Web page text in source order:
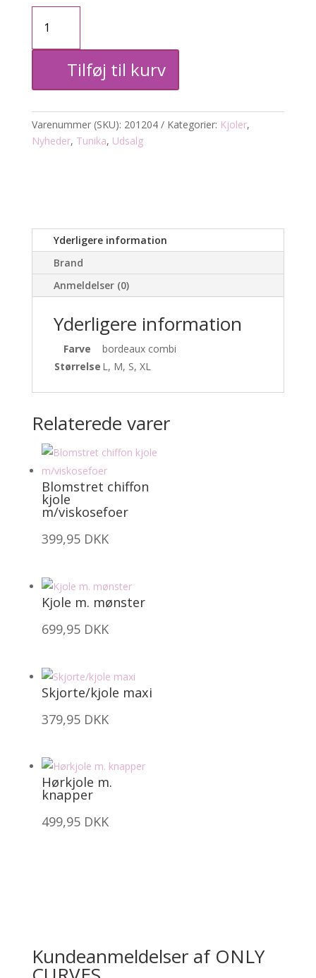
Anika
3/4
ærme
Tilføj til kurv
Varenummer (SKU): 201204 Kategorier: Kjoler,
Nyheder, Tunika, Udsalg
Yderligere information
Brand
Anmeldelser (0)
Yderligere information
Farve
bordeaux combi
Størrelse L, M, S, XL
Relaterede varer
Blomstret chiffon
kjole
m/viskosefoer
399,95 DKK
Kjole m. mønster
699,95 DKK
Skjorte/kjole maxi
379,95 DKK
Hørkjole m.
knapper
499,95 DKK
Kundeanmeldelser af ONLY